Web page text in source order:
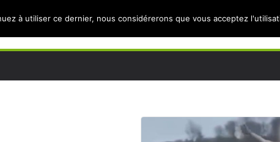
à utiliser ce dernier, nous considérerons que vous acceptez